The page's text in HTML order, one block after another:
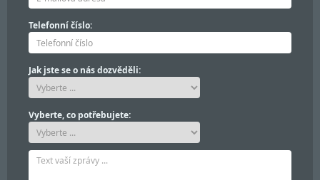
Telefonní číslo:
Jak jste se o nás dozvěděli:
Vyberte, co potřebujete: